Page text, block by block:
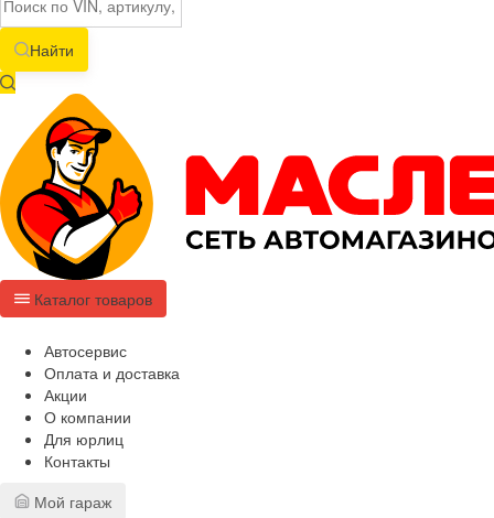
Найти
Каталог товаров
Автосервис
Оплата и доставка
Акции
О компании
Для юрлиц
Контакты
Мой гараж